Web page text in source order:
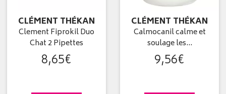
CLÉMENT THÉKAN
Clement Fiprokil Duo
Chat 2 Pipettes
8,65€
CLÉMENT THÉKAN
Calmocanil calme et
soulage les…
9,56€